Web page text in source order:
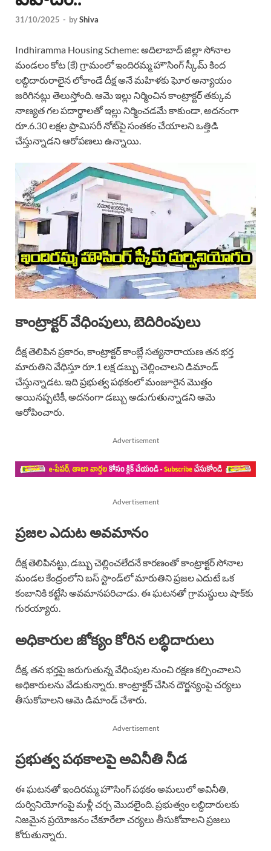
31/10/2025 - byShiva
Indhiramma Housing Scheme: అదిలాబాద్ జిల్లా సోనాల
మండలం కోట (కే) గ్రామంలో ఇందిరమ్మ హౌసింగ్‌ స్కీమ్‌ కింద
లబ్ధిదారురాలైన లోకాండే దీక్ష అనే మహిళకు ఘోర అన్యాయం
జరిగినట్లు తెలుస్తోంది. ఆమె ఇల్లు నిర్మించిన కాంట్రాక్టర్‌ తక్కువ
నాణ్యత గల పదార్థాలతో ఇల్లు నిర్మించడమే కాకుండా, అదనంగా
రూ.6.30 లక్షల ప్రామిసరీ నోట్‌పై సంతకం చేయాలని ఒత్తిడి
చేస్తున్నాడని ఆరోపణలు ఉన్నాయి.
కాంట్రాక్టర్‌ వేధింపులు, బెదిరింపులు
దీక్ష తెలిపిన ప్రకారం, కాంట్రాక్టర్‌ కాంబ్లే సత్యనారాయణ తన భర్త
మారుతిని వేధిస్తూ రూ.1 లక్ష డబ్బు చెల్లించాలని డిమాండ్‌
చేస్తున్నాడట. ఇది ప్రభుత్వ పథకంలో మంజూరైన మొత్తం
అయినప్పటికీ, అదనంగా డబ్బు అడుగుతున్నాడని ఆమె
ఆరోపించారు.
Advertisement
Advertisement
ప్రజల ఎదుట అవమానం
దీక్ష తెలిపినట్టు, డబ్బు చెల్లించలేదనే కారణంతో కాంట్రాక్టర్‌ సోనాల
మండల కేంద్రంలోని బస్‌ స్టాండ్‌లో మారుతిని ప్రజల ఎదుటే ఒక
కంబానికి కట్టేసి అవమానపరిచాడు. ఈ ఘటనతో గ్రామస్థులు షాక్‌కు
గురయ్యారు.
అధికారుల జోక్యం కోరిన లబ్ధిదారులు
దీక్ష, తన భర్తపై జరుగుతున్న వేధింపుల నుంచి రక్షణ కల్పించాలని
అధికారులను వేడుకున్నారు. కాంట్రాక్టర్‌ చేసిన దౌర్జన్యంపై చర్యలు
తీసుకోవాలని ఆమె డిమాండ్‌ చేశారు.
Advertisement
ప్రభుత్వ పథకాలపై అవినీతి నీడ
ఈ ఘటనతో ఇందిరమ్మ హౌసింగ్‌ పథకం అమలులో అవినీతి,
దుర్వినియోగంపై మళ్లీ చర్చ మొదలైంది. ప్రభుత్వం లబ్ధిదారులకు
నిజమైన ప్రయోజనం చేకూరేలా చర్యలు తీసుకోవాలని ప్రజలు
కోరుతున్నారు.